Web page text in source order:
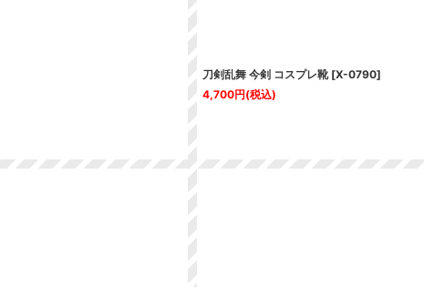
刀剣乱舞 今剣 コスプレ靴 [X-0790]
4,700円(税込)